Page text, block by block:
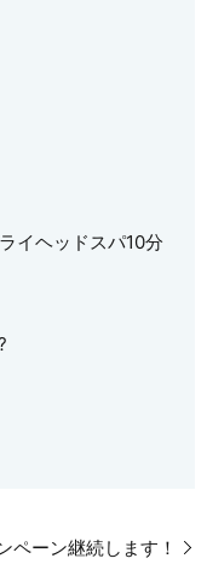
ヘッドスパ10分
ペーン継続します！